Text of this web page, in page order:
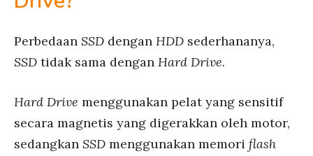
Perbedaan SSD dengan HDD sederhananya,
SSD tidak sama dengan Hard Drive.
Hard Drive menggunakan pelat yang sensitif
secara magnetis yang digerakkan oleh motor,
sedangkan SSD menggunakan memori flash